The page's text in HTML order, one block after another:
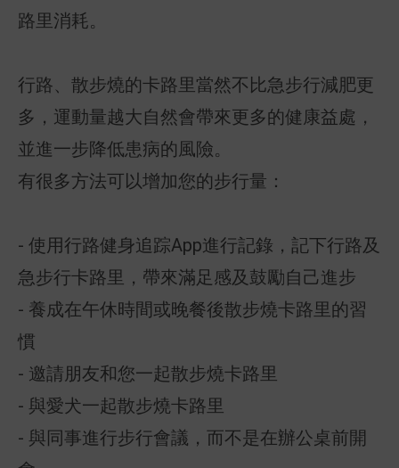
路里消耗。
行路、散步燒的卡路里當然不比急步行減肥更
多，運動量越大自然會帶來更多的健康益處，
並進一步降低患病的風險。
有很多方法可以增加您的步行量：
- 使用行路健身追踪App進行記錄，記下行路及
急步行卡路里，帶來滿足感及鼓勵自己進步
- 養成在午休時間或晚餐後散步燒卡路里的習
慣
- 邀請朋友和您一起散步燒卡路里
- 與愛犬一起散步燒卡路里
- 與同事進行步行會議，而不是在辦公桌前開